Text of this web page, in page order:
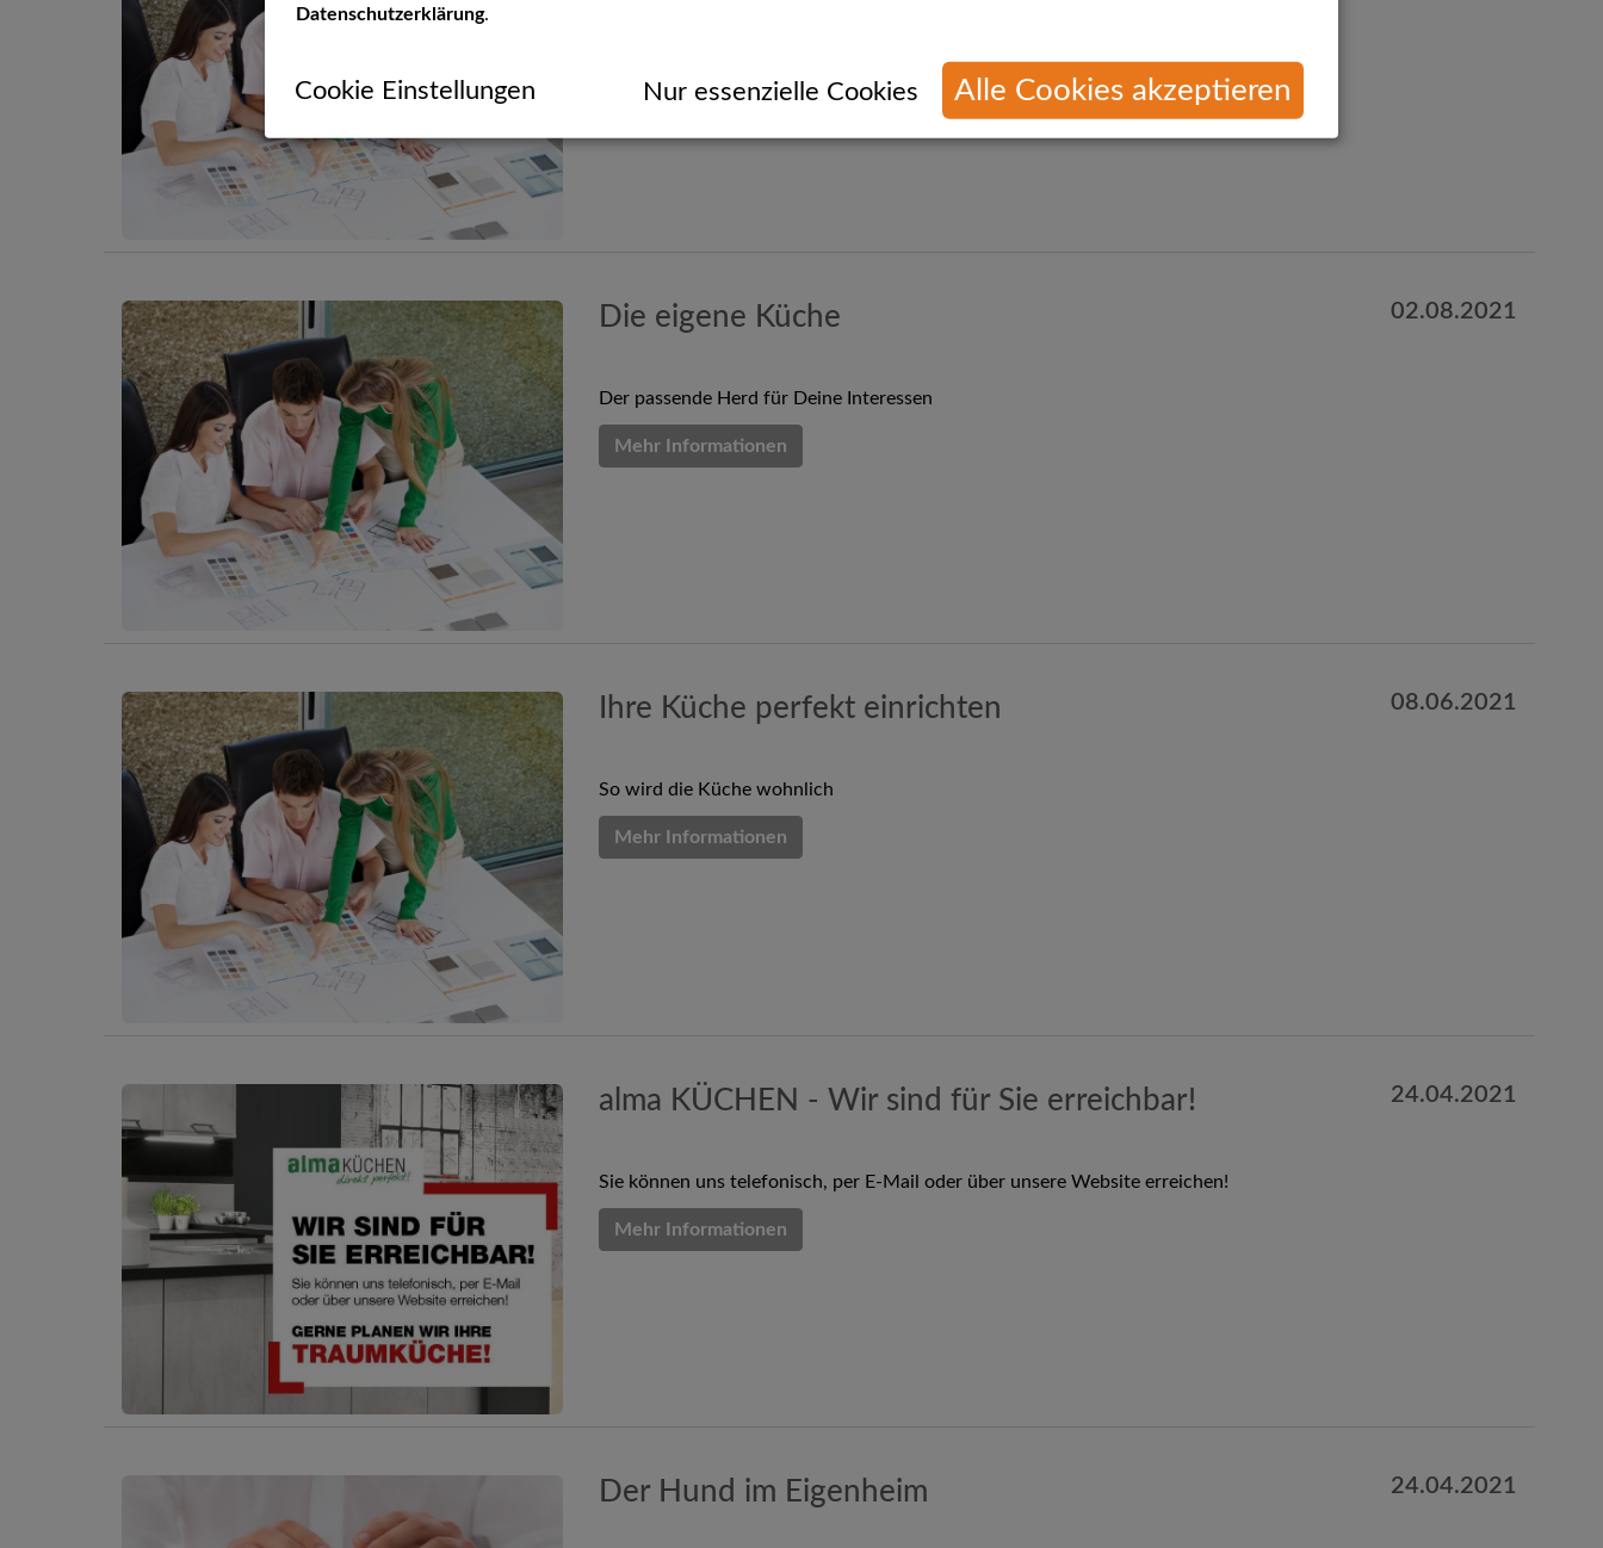
Die eigene Küche 02.08.2021
Der passende Herd für Deine Interessen
Mehr Informationen
Ihre Küche perfekt einrichten 08.06.2021
So wird die Küche wohnlich
Mehr Informationen
alma KÜCHEN - Wir sind für Sie erreichbar! 24.04.2021
Sie können uns telefonisch, per E-Mail oder über unsere Website erreichen!
Mehr Informationen
Der Hund im Eigenheim 24.04.2021
Datenschutzerklärung.
Cookie Einstellungen Nur essenzielle Cookies Alle Cookies akzeptieren